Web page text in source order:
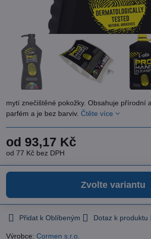
mytí znečištěné pokožky. Obsahuje přírodní
parfém a je bez barviv. Čtěte více
od 93,17 Kč
od 77 Kč bez DPH
Zvolte variantu
Přidat k Oblíbeným Dotaz k produktu
Výrobce: Cormen s.r.o.